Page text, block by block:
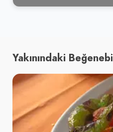
Yakınındaki